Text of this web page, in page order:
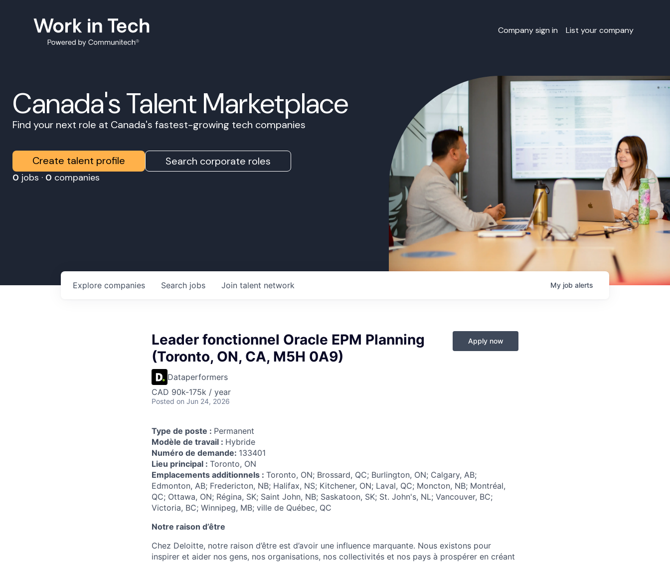
Company sign in List your company
Canada's Talent Marketplace
Find your next role at Canada's fastest-growing tech companies
Create talent profile Search corporate roles
0 jobs · 0 companies
Search jobs
Explore companies Join talent network My job alerts
Leader fonctionnel Oracle EPM Planning
(Toronto, ON, CA, M5H 0A9)
Dataperformers
CAD 90k-175k / year
Posted on Jun 24, 2026
Apply now
Type de poste : Permanent
Modèle de travail : Hybride
Numéro de demande: 133401
Lieu principal : Toronto, ON
Emplacements additionnels : Toronto, ON; Brossard, QC; Burlington, ON; Calgary, AB;
Edmonton, AB; Fredericton, NB; Halifax, NS; Kitchener, ON; Laval, QC; Moncton, NB; Montréal,
QC; Ottawa, ON; Régina, SK; Saint John, NB; Saskatoon, SK; St. John's, NL; Vancouver, BC;
Victoria, BC; Winnipeg, MB; ville de Québec, QC
Notre raison d’être
Chez Deloitte, notre raison d’être est d’avoir une influence marquante. Nous existons pour
inspirer et aider nos gens, nos organisations, nos collectivités et nos pays à prospérer en créant